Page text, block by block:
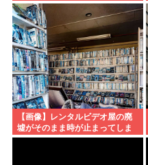
【画像】レンタルビデオ屋の廃
墟がそのまま時が止まってしま
っていると話題に